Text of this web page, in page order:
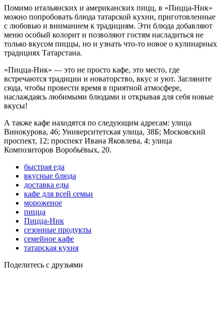
Помимо итальянских и американских пицц, в «Пицца-Ник»
можно попробовать блюда татарской кухни, приготовленные
с любовью и вниманием к традициям. Эти блюда добавляют
меню особый колорит и позволяют гостям насладиться не
только вкусом пиццы, но и узнать что-то новое о кулинарных
традициях Татарстана.
«Пицца-Ник» — это не просто кафе, это место, где
встречаются традиции и новаторство, вкус и уют. Загляните
сюда, чтобы провести время в приятной атмосфере,
наслаждаясь любимыми блюдами и открывая для себя новые
вкусы!
А также кафе находятся по следующим адресам: улица
Винокурова, 46; Университетская улица, 38Б; Московский
проспект, 12; проспект Ивана Яковлева, 4; улица
Композиторов Воробьёвых, 20.
быстрая еда
вкусные блюда
доставка еды
кафе для всей семьи
мороженое
пицца
Пицца-Ник
сезонные продукты
семейное кафе
татарская кухня
Поделитесь с друзьями